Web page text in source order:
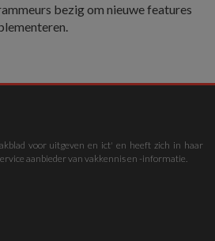
bezig om nieuwe features
voor uitgeven en ict' en heeft zich in haar
aanbieder van vakkennis en -informatie.